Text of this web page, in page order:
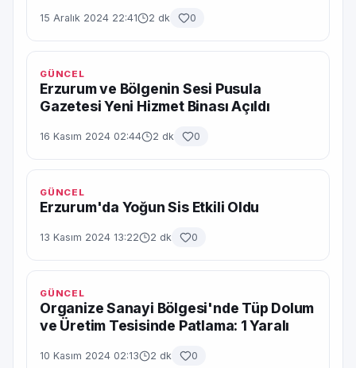
15 Aralık 2024 22:41 2 dk 0
GÜNCEL
Erzurum ve Bölgenin Sesi Pusula
Gazetesi Yeni Hizmet Binası Açıldı
16 Kasım 2024 02:44 2 dk 0
GÜNCEL
Erzurum'da Yoğun Sis Etkili Oldu
13 Kasım 2024 13:22 2 dk 0
GÜNCEL
Organize Sanayi Bölgesi'nde Tüp Dolum
ve Üretim Tesisinde Patlama: 1 Yaralı
10 Kasım 2024 02:13 2 dk 0